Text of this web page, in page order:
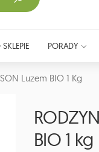
PORADY
Luzem BIO 1 Kg
BIO 1 kg